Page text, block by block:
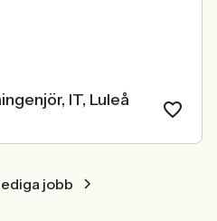
IT, Luleå
jobb